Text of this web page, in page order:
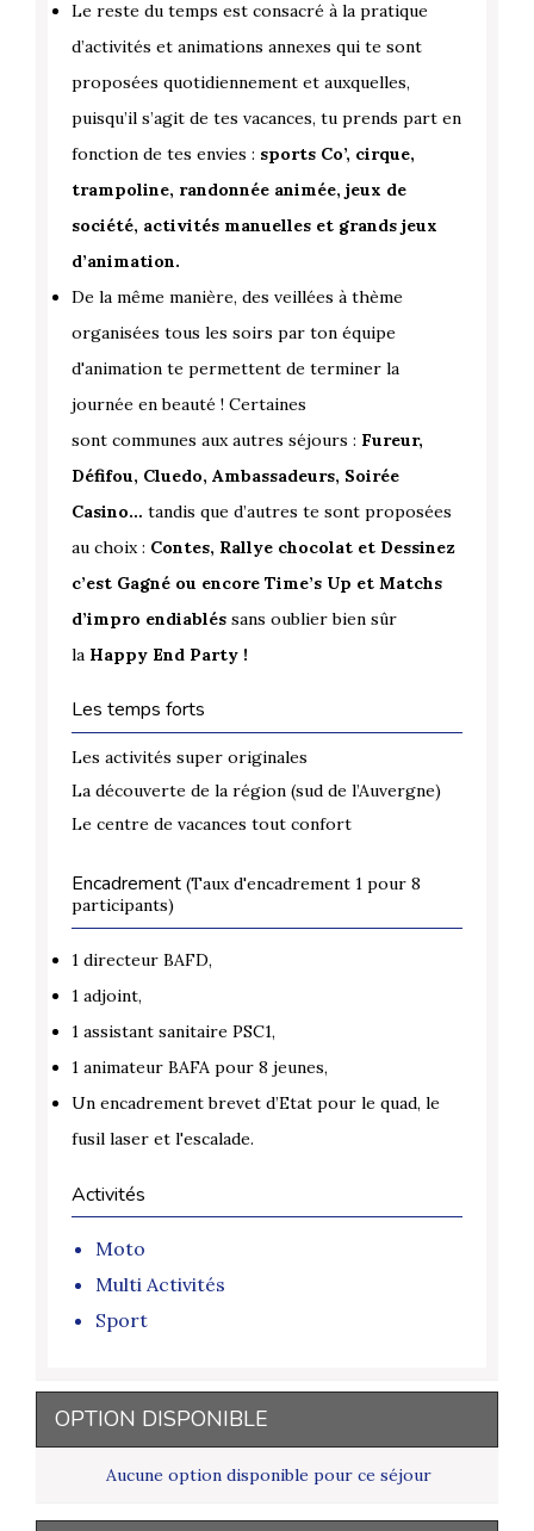
Le reste du temps est consacré à la pratique
d’activités et animations annexes qui te sont
proposées quotidiennement et auxquelles,
puisqu’il s’agit de tes vacances, tu prends part en
fonction de tes envies : sports Co’, cirque,
trampoline, randonnée animée, jeux de
société, activités manuelles et grands jeux
d’animation.
De la même manière, des veillées à thème
organisées tous les soirs par ton équipe
d'animation te permettent de terminer la
journée en beauté ! Certaines
sont communes aux autres séjours : Fureur,
Défifou, Cluedo, Ambassadeurs, Soirée
Casino… tandis que d’autres te sont proposées
au choix : Contes, Rallye chocolat et Dessinez
c’est Gagné ou encore Time’s Up et Matchs
d’impro endiablés sans oublier bien sûr
la Happy End Party !
Les temps forts
Les activités super originales
La découverte de la région (sud de l’Auvergne)
Le centre de vacances tout confort
Encadrement (Taux d'encadrement 1 pour 8
participants)
1 directeur BAFD,
1 adjoint,
1 assistant sanitaire PSC1,
1 animateur BAFA pour 8 jeunes,
Un encadrement brevet d’Etat pour le quad, le
fusil laser et l'escalade.
Activités
Moto
Multi Activités
Sport
OPTION DISPONIBLE
Aucune option disponible pour ce séjour